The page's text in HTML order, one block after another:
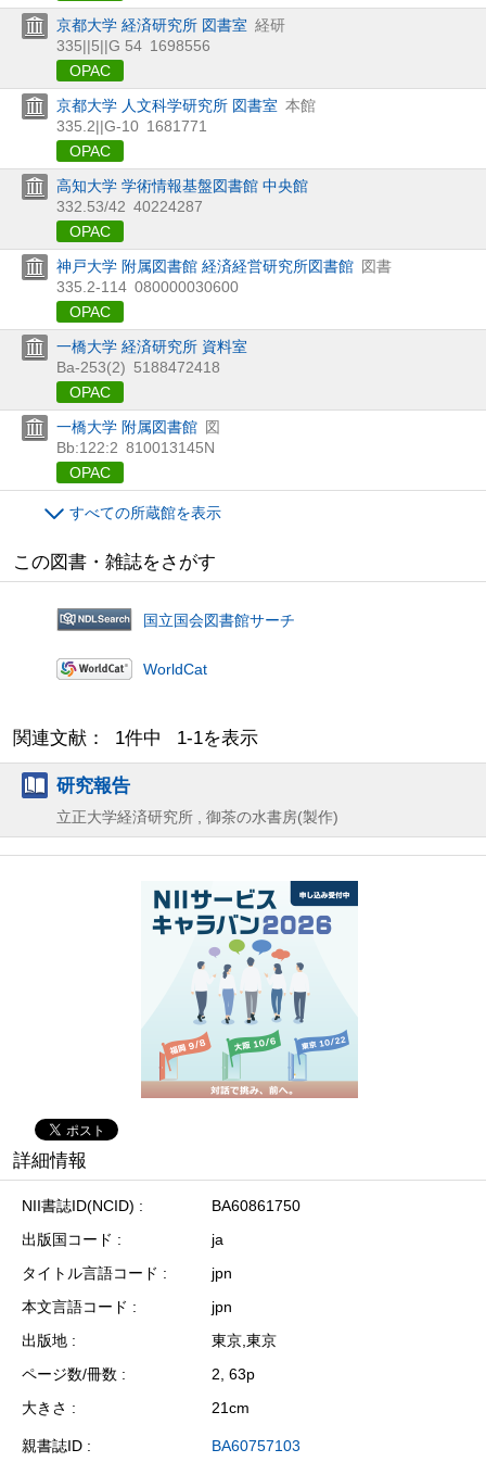
京都大学 経済研究所 図書室 経研
335||5||G 54 1698556
OPAC
京都大学 人文科学研究所 図書室 本館
335.2||G-10 1681771
OPAC
高知大学 学術情報基盤図書館 中央館
332.53/42 40224287
OPAC
神戸大学 附属図書館 経済経営研究所図書館 図書
335.2-114 080000030600
OPAC
一橋大学 経済研究所 資料室
Ba-253(2) 5188472418
OPAC
一橋大学 附属図書館 図
Bb:122:2 810013145N
OPAC
すべての所蔵館を表示
この図書・雑誌をさがす
国立国会図書館サーチ
WorldCat
関連文献： 1件中 1-1を表示
研究報告
立正大学経済研究所 , 御茶の水書房(製作)
詳細情報
NII書誌ID(NCID)
BA60861750
出版国コード
ja
タイトル言語コード
jpn
本文言語コード
jpn
出版地
東京,東京
ページ数/冊数
2, 63p
大きさ
21cm
親書誌ID BA60757103